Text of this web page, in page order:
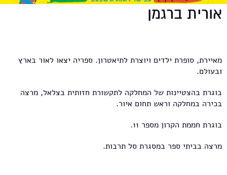
אורית ברגמן
מאיירת, סופרת ילדים ויוצרת לתיאטרון. ספריה יצאו לאור בארץ
ובעולם.
בוגרת בהצטיינות של המחלקה לתקשורת חזותית בצלאל, מרצה
בכירה במחלקה וראש תחום איור.
בוגרת חממת הקרון מספר 11.
מרצה בביתי ספר במסגרת סל תרבות.